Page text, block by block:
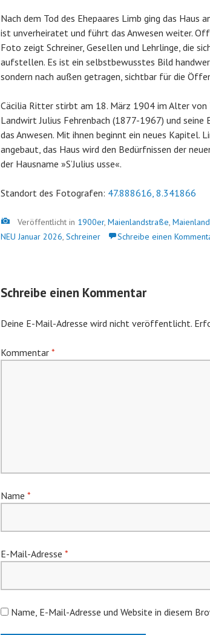
Nach dem Tod des Ehepaares Limb ging das Haus
ist unverheiratet und führt das Anwesen weiter.
Foto zeigt Schreiner, Gesellen und Lehrlinge, die
aufstellen. Es ist ein selbstbewusstes Bild
sondern nach außen getragen, sichtbar für die
Cäcilia Ritter stirbt am 18. März 1904 im Alter von
Landwirt Julius Fehrenbach (1877-1967) und seine
das Anwesen. Mit ihnen beginnt ein neues
angebaut, das Haus wird den Bedürfnissen der
der Hausname »S’Julius usse«.
Standort des Fotografen: 47.888616, 8.341866
Bild
Veröffentlicht in 1900er, Maienlandstraße,
NEU Januar 2026, Schreiner Schreibe einen
Schreibe einen Kommentar
Deine E-Mail-Adresse wird nicht veröffentlicht.
Kommentar *
Name *
E-Mail-Adresse *
Name, E-Mail-Adresse und Website in diesem